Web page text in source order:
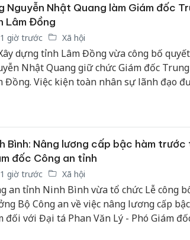
Nguyễn Nhật Quang làm Giám đốc
Lâm Đồng
giờ trước Xã hội
dựng tỉnh Lâm Đồng vừa công bố
Nhật Quang giữ chức Giám đốc
Đồng. Việc kiện toàn nhân sự lãnh đạo
Bình: Nâng lương cấp bậc hàm
đốc Công an tỉnh
giờ trước Xã hội
an tỉnh Ninh Bình vừa tổ chức Lễ công
Bộ Công an về việc nâng lương cấp
đối với Đại tá Phan Văn Lý - Phó Giám